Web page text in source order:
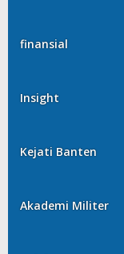
finansial
Insight
Kejati Banten
Akademi Militer